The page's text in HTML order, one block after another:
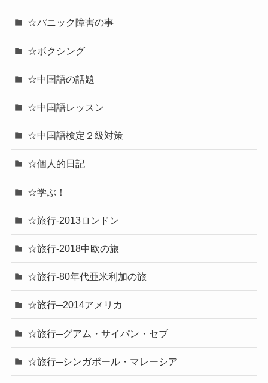
☆パニック障害の事
☆ボクシング
☆中国語の話題
☆中国語レッスン
☆中国語検定２級対策
☆個人的日記
☆学ぶ！
☆旅行-2013ロンドン
☆旅行-2018中欧の旅
☆旅行-80年代亜米利加の旅
☆旅行─2014アメリカ
☆旅行─グアム・サイパン・セブ
☆旅行─シンガポール・マレーシア